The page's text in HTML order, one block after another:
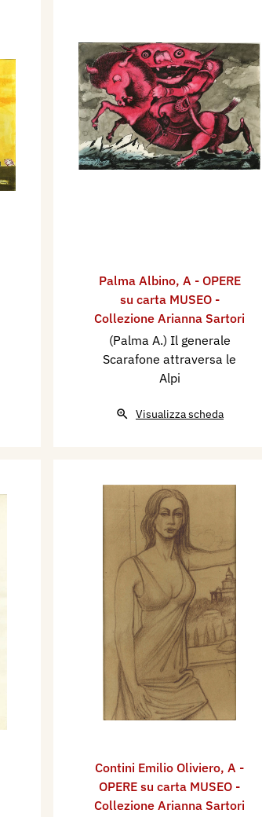
Palma Albino, A - OPERE
su carta MUSEO -
Collezione Arianna Sartori
(Palma A.) Il generale
Scarafone attraversa le
Alpi
Visualizza scheda
Contini Emilio Oliviero, A -
OPERE su carta MUSEO -
Collezione Arianna Sartori